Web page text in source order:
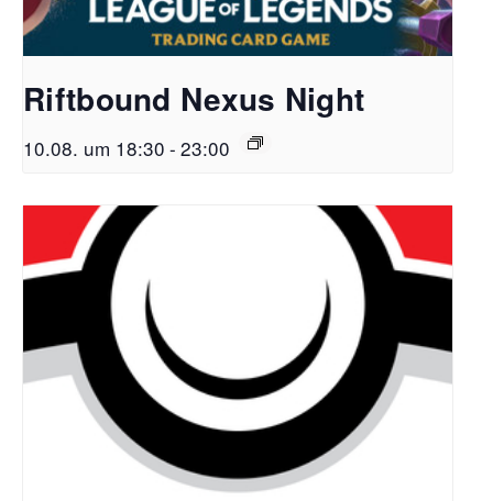
Riftbound Nexus Night
10.08. um 18:30 - 23:00